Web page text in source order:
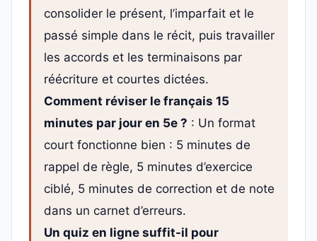
consolider le présent, l’imparfait et le
passé simple dans le récit, puis travailler
les accords et les terminaisons par
réécriture et courtes dictées.
Comment réviser le français 15
minutes par jour en 5e ? : Un format
court fonctionne bien : 5 minutes de
rappel de règle, 5 minutes d’exercice
ciblé, 5 minutes de correction et de note
dans un carnet d’erreurs.
Un quiz en ligne suffit-il pour